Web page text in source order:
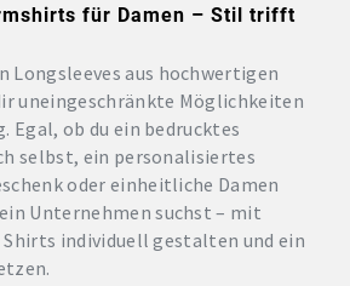
für Damen – Stil trifft
Longsleeves aus hochwertigen
uneingeschränkte Möglichkeiten
Egal, ob du ein bedrucktes
selbst, ein personalisiertes
oder einheitliche Damen
Unternehmen suchst – mit
individuell gestalten und ein